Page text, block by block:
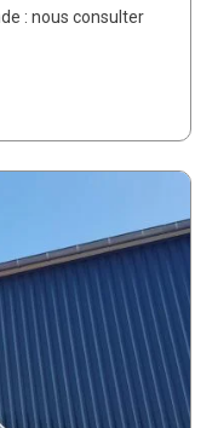
: nous consulter